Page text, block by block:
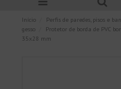
Início Perfis de paredes, pisos e
gesso
Protetor de borda de PVC
35x28 mm